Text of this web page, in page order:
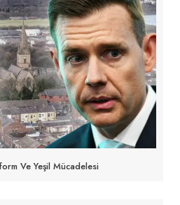
Ve Yeşil Mücadelesi